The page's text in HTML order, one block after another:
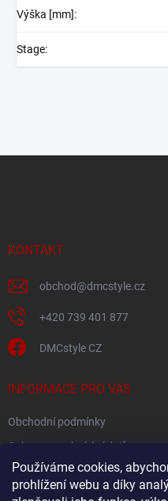
Používáme cookies,
prohlížení webu a díky
Výška [mm]:
Stage:
KONTAKT
obchod@dmcstyle.cz
+420 739 401 877
DMCstyle CZ
INFORMACE PRO VÁS
Obchodní podmínky
Ochrana osobních údajů
FACEBOOK